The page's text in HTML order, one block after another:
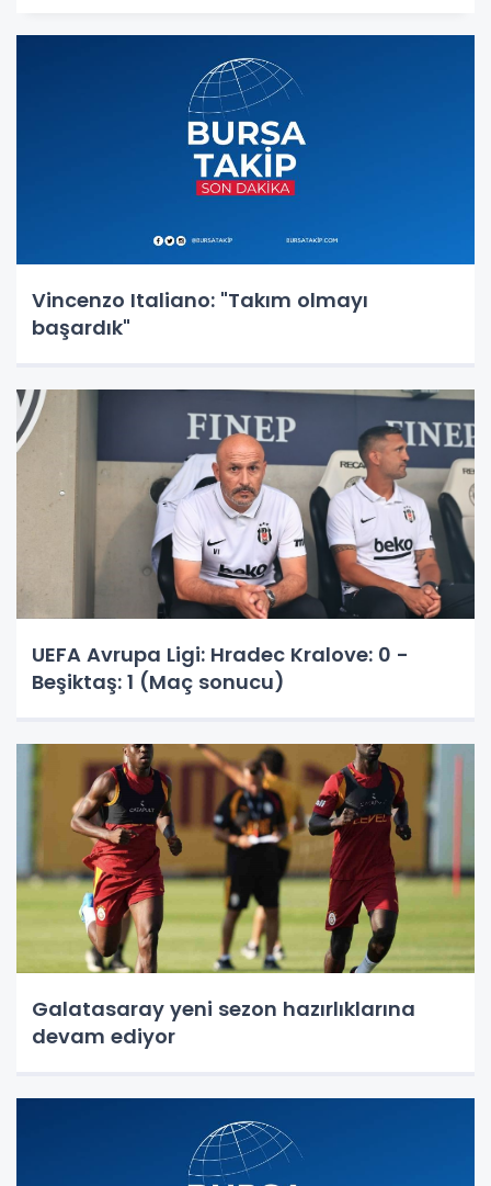
Vincenzo Italiano: "Takım olmayı
başardık"
UEFA Avrupa Ligi: Hradec Kralove: 0 -
Beşiktaş: 1 (Maç sonucu)
Galatasaray yeni sezon hazırlıklarına
devam ediyor